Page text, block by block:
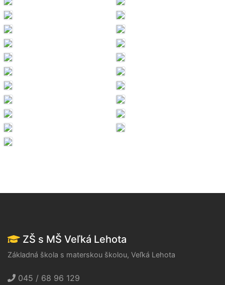
ZŠ s MŠ Veľká Lehota
Základná škola s materskou školou, Veľká Lehota
045 / 68 96 129